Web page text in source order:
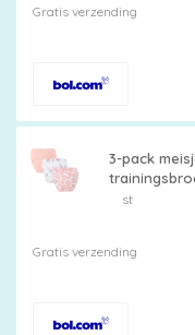
Gratis verzending
3-pack
st
Gratis verzending